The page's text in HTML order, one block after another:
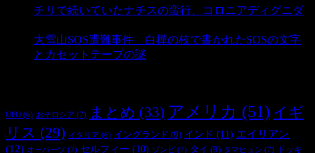
チリで続いていたナチスの蛮行、コロニアディグニダ
大雪山SOS遭難事件 白樺の枝で書かれたSOSの文字
とカセットテープの謎
UFO (6) おそロシア (7) まとめ (33) アメリカ (51) イギ
リス (29) イタリア (6) イングランド (9) インド (11) エイリアン
(12) オーパーツ (7) セルフィー (10) ゾンビ (7) タイ (9) タマヒュン (7)
ドッキ